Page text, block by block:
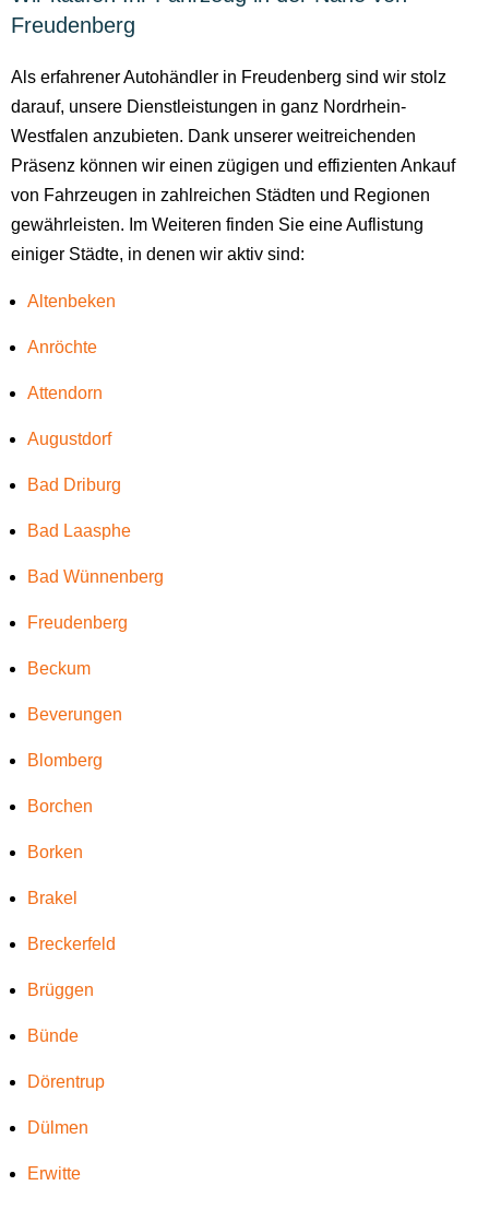
Freudenberg
Als erfahrener Autohändler in Freudenberg sind wir stolz
darauf, unsere Dienstleistungen in ganz Nordrhein-
Westfalen anzubieten. Dank unserer weitreichenden
Präsenz können wir einen zügigen und effizienten Ankauf
von Fahrzeugen in zahlreichen Städten und Regionen
gewährleisten. Im Weiteren finden Sie eine Auflistung
einiger Städte, in denen wir aktiv sind:
Altenbeken
Anröchte
Attendorn
Augustdorf
Bad Driburg
Bad Laasphe
Bad Wünnenberg
Freudenberg
Beckum
Beverungen
Blomberg
Borchen
Borken
Brakel
Breckerfeld
Brüggen
Bünde
Dörentrup
Dülmen
Erwitte